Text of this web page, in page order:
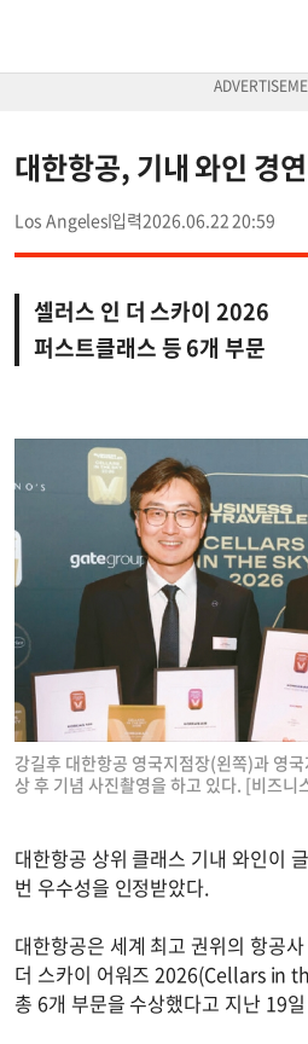
대한항공, 기내 와인 경
Los Angeles 2026.06.22 20:59
셀러스 인 더 스카이 2026
퍼스트클래스 등 6개 부문
강길후 대한항공 영국지점장(왼쪽)과 영
상 후 기념 사진촬영을 하고 있다. [비즈니
대한항공 상위 클래스 기내 와인이
번 우수성을 인정받았다.
대한항공은 세계 최고 권위의 항공
더 스카이 어워즈 2026(Cellars in
총 6개 부문을 수상했다고 지난 19